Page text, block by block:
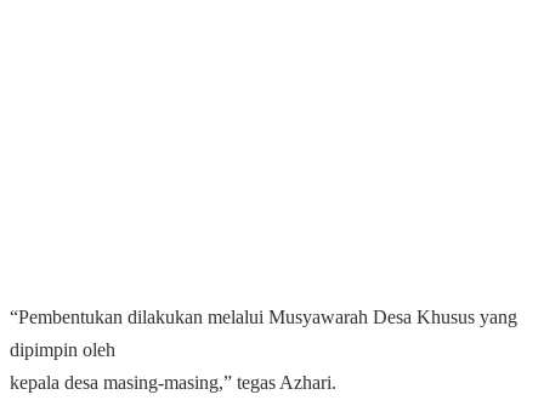
“Pembentukan dilakukan melalui Musyawarah Desa Khusus yang
dipimpin oleh
kepala desa masing-masing,” tegas Azhari.